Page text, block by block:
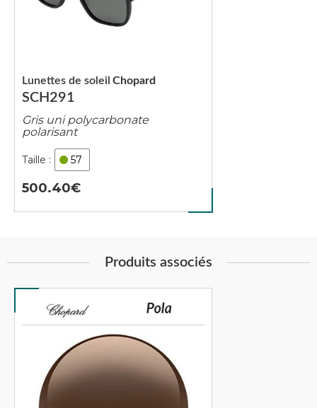
SCH291
Lunettes de soleil Chopard
Gris uni polycarbonate
polarisant
57
500.40
Produits associés